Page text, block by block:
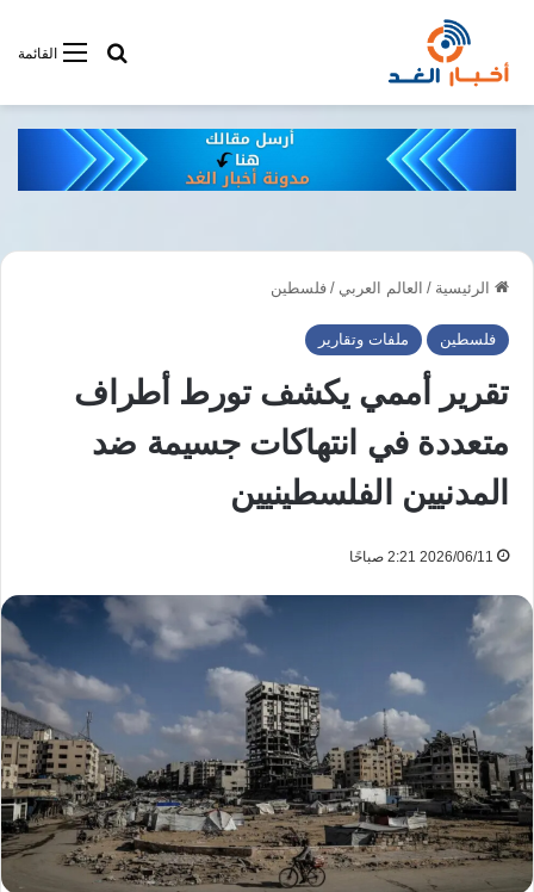
القائمةأبحت فى
الرئيسية / العالم العربي / فلسطين
فلسطين ملفات وتقارير
تقرير أممي يكشف تورط أطراف
متعددة في انتهاكات جسيمة ضد
المدنيين الفلسطينيين
2026/06/11 2:21 صباحًا